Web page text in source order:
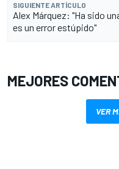
SIGUIENTE ARTÍCULO
Alex Márquez: "Ha sido
es un error estúpido"
MEJORES
VER